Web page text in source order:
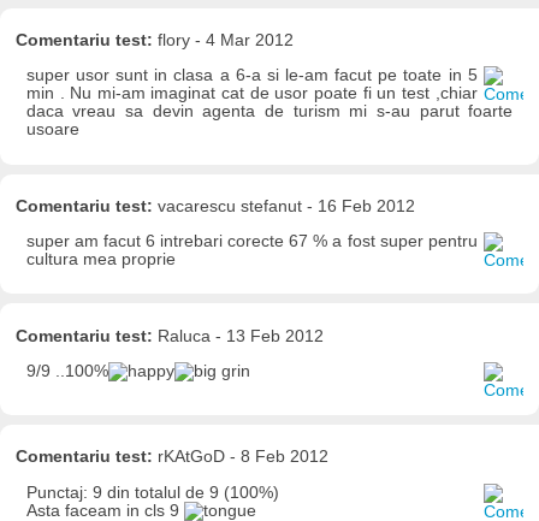
Comentariu test: flory - 4 Mar 2012
super usor sunt in clasa a 6-a si le-am facut pe toate in 5
min . Nu mi-am imaginat cat de usor poate fi un test ,chiar
daca vreau sa devin agenta de turism mi s-au parut foarte
usoare
Comentariu test: vacarescu stefanut - 16 Feb 2012
super am facut 6 intrebari corecte 67 % a fost super pentru
cultura mea proprie
Comentariu test: Raluca - 13 Feb 2012
9/9 ..100%
Comentariu test: rKAtGoD - 8 Feb 2012
Punctaj: 9 din totalul de 9 (100%)
Asta faceam in cls 9